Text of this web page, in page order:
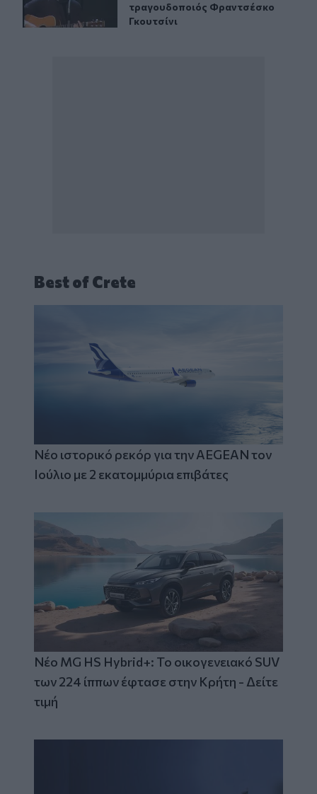
τραγουδοποιός Φραντσέσκο
Γκουτσίνι
Best of Crete
Νέο ιστορικό ρεκόρ για την AEGEAN τον
Ιούλιο με 2 εκατομμύρια επιβάτες
Νέο MG HS Hybrid+: Το οικογενειακό SUV
των 224 ίππων έφτασε στην Κρήτη - Δείτε
τιμή